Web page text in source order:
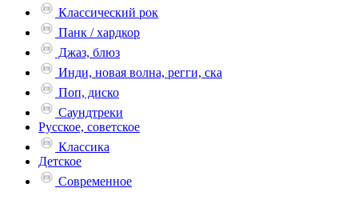
Классический рок
Панк / хардкор
Джаз, блюз
Инди, новая волна, регги, ска
Поп, диско
Саундтреки
Русское, советское
Классика
Детское
Современное